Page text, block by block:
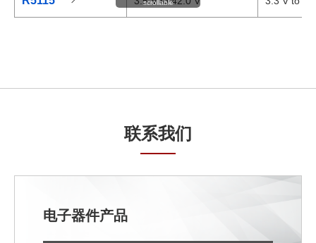
scrollable
联系我们
电子器件产品